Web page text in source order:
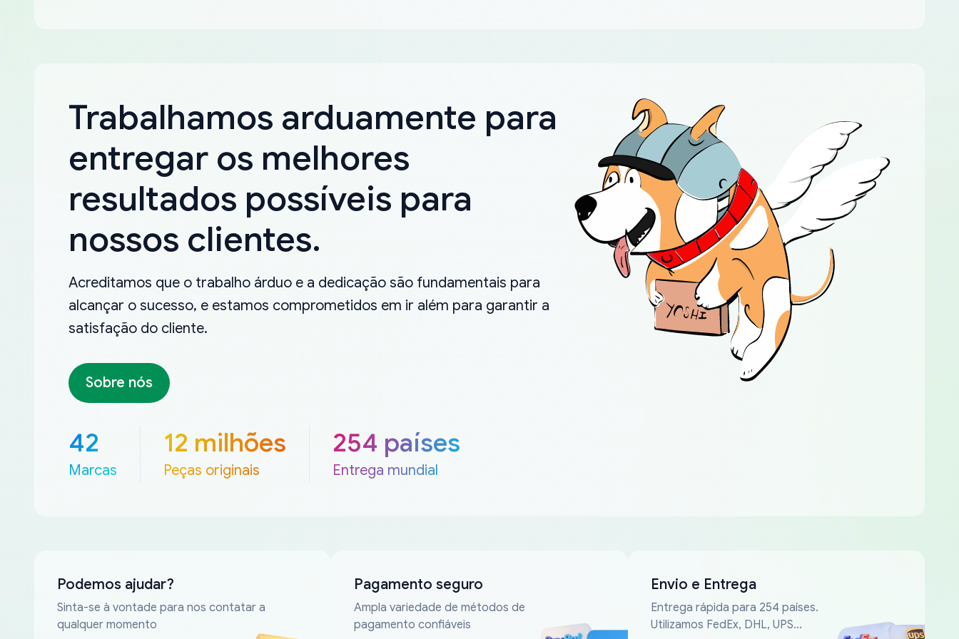
Trabalhamos arduamente para
entregar os melhores
resultados possíveis para
nossos clientes.
Acreditamos que o trabalho árduo e a dedicação são fundamentais para
alcançar o sucesso, e estamos comprometidos em ir além para garantir a
satisfação do cliente.
Sobre nós
42
Marcas
12 milhões
Peças originais
254 países
Entrega mundial
Podemos ajudar?
Sinta-se à vontade para nos contatar a
qualquer momento
Pagamento seguro
Ampla variedade de métodos de
pagamento confiáveis
Envio e Entrega
Entrega rápida para 254 países.
Utilizamos FedEx, DHL, UPS...